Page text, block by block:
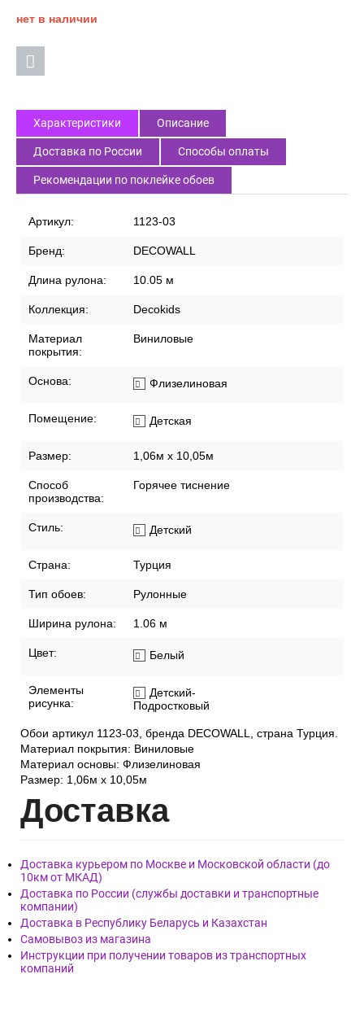
нет в наличии
Характеристики Описание
Доставка по России Способы оплаты
Рекомендации по поклейке обоев
Артикул: 1123-03
Бренд: DECOWALL
Длина рулона: 10.05 м
Коллекция: Decokids
Материал
покрытия:
Виниловые
Основа: Флизелиновая
Помещение: Детская
Размер: 1,06м х 10,05м
Способ
производства:
Горячее тиснение
Стиль: Детский
Страна: Турция
Тип обоев: Рулонные
Ширина рулона: 1.06 м
Цвет: Белый
Элементы
рисунка:
Детский-
Подростковый
Обои артикул 1123-03, бренда DECOWALL, страна Турция.
Материал покрытия: Виниловые
Материал основы: Флизелиновая
Размер: 1,06м х 10,05м
Доставка
Доставка курьером по Москве и Московской области (до
10км от МКАД)
Доставка по России (службы доставки и транспортные
компании)
Доставка в Республику Беларусь и Казахстан
Самовывоз из магазина
Инструкции при получении товаров из транспортных
компаний